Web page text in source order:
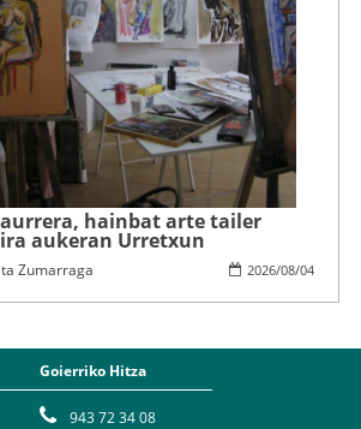
hainbat arte tailer
aukeran Urretxun
2026/08/04
Zumarraga
Goierriko Hitza
943 72 34 08